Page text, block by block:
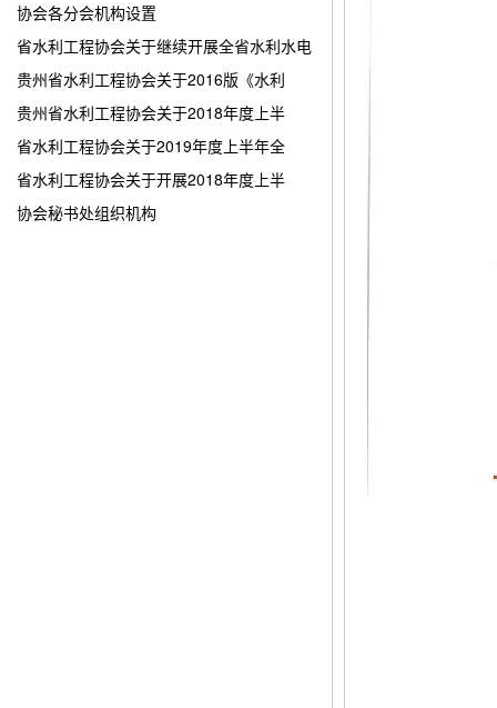
协会各分会机构设置
省水利工程协会关于继续开展全省水利水电
贵州省水利工程协会关于2016版《水利
贵州省水利工程协会关于2018年度上半
省水利工程协会关于2019年度上半年全
省水利工程协会关于开展2018年度上半
协会秘书处组织机构